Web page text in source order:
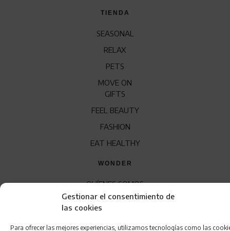
Gestionar el consentimiento de
las cookies
Para ofrecer las mejores experiencias, utilizamos tecnologías como las
TIENDA
SEASONAL
RELAX
PETS
MOVE ON
GIFTS
FEEL BEAUTY
FASHION
EAT HEALTHY
WONDER
QUÍENES SOMOS
CONTACTO